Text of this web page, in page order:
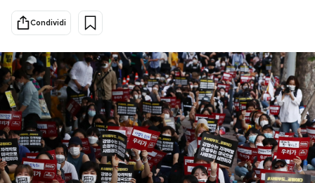
Sport
PODCAST
NEWSLETTER
I MIEI PREFERITI
Condividi